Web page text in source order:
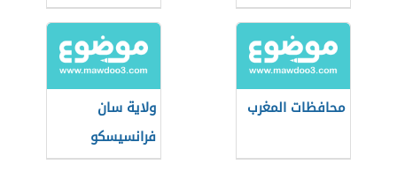
محافظات المغرب
ولاية سان
فرانسيسكو